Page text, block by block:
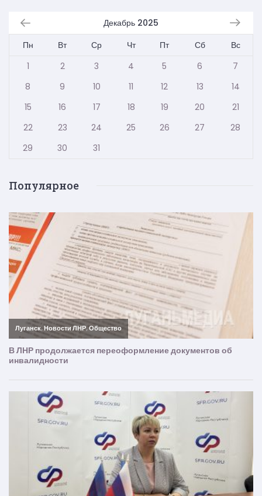
Декабрь 2025
Пн
Вт Ср Чт Пт Сб
Вс
1
2 3 4 5 6
7
8
9 10 11 12 13
14
15
16 17 18 19 20
21
22
23 24 25 26 27
28
29
30 31
Популярное